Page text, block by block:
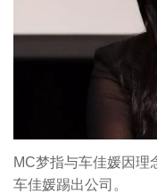
MC梦指与车佳媛因理
车佳媛踢出公司。